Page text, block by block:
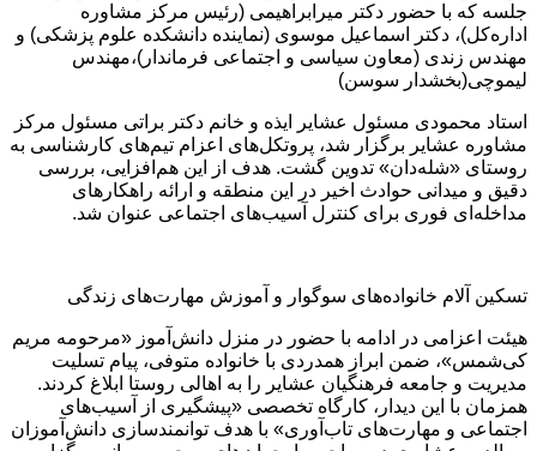
جلسه که با حضور دکتر میرابراهیمی (رئیس مرکز مشاوره
اداره‌کل)، دکتر اسماعیل موسوی (نماینده دانشکده علوم پزشکی) و
مهندس زندی (معاون سیاسی و اجتماعی فرماندار)،مهندس
لیموچی(بخشدار سوسن)
استاد محمودی مسئول عشایر ایذه و خانم دکتر براتی مسئول مرکز
مشاوره عشایر برگزار شد، پروتکل‌های اعزام تیم‌های کارشناسی به
روستای «شله‌دان» تدوین گشت. هدف از این هم‌افزایی، بررسی
دقیق و میدانی حوادث اخیر در این منطقه و ارائه راهکارهای
مداخله‌ای فوری برای کنترل آسیب‌های اجتماعی عنوان شد.
تسکین آلام خانواده‌های سوگوار و آموزش مهارت‌های زندگی
هیئت اعزامی در ادامه با حضور در منزل دانش‌آموز «مرحومه مریم
کی‌شمس»، ضمن ابراز همدردی با خانواده متوفی، پیام تسلیت
مدیریت و جامعه فرهنگیان عشایر را به اهالی روستا ابلاغ کردند.
همزمان با این دیدار، کارگاه تخصصی «پیشگیری از آسیب‌های
اجتماعی و مهارت‌های تاب‌آوری» با هدف توانمندسازی دانش‌آموزان